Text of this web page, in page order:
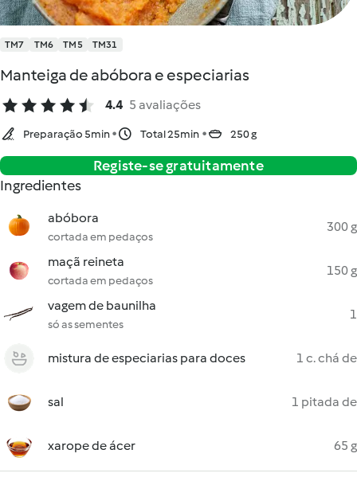
TM7 TM6 TM5 TM31
Manteiga de abóbora e especiarias
4.4 5 avaliações
Preparação 5min Total 25min 250 g
Registe-se gratuitamente
Ingredientes
abóbora
cortada em pedaços
300 g
maçã reineta
cortada em pedaços
150 g
vagem de baunilha
só as sementes
1
mistura de especiarias para doces 1 c. chá de
sal 1 pitada de
xarope de ácer 65 g